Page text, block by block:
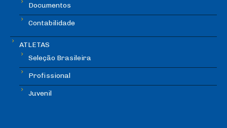
Documentos
Contabilidade
ATLETAS
Seleção Brasileira
Profissional
Juvenil